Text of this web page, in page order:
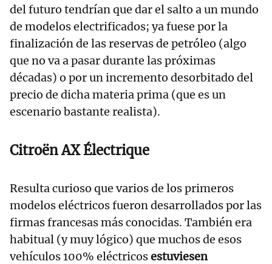
del futuro tendrían que dar el salto a un mundo
de modelos electrificados; ya fuese por la
finalización de las reservas de petróleo (algo
que no va a pasar durante las próximas
décadas) o por un incremento desorbitado del
precio de dicha materia prima (que es un
escenario bastante realista).
Citroën AX Électrique
Resulta curioso que varios de los primeros
modelos eléctricos fueron desarrollados por las
firmas francesas más conocidas. También era
habitual (y muy lógico) que muchos de esos
vehículos 100% eléctricosestuviesen